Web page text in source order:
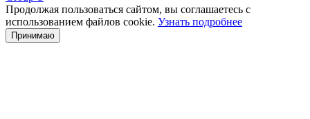
Продолжая пользоваться сайтом, вы соглашаетесь с
использованием файлов cookie. Узнать подробнее
Принимаю